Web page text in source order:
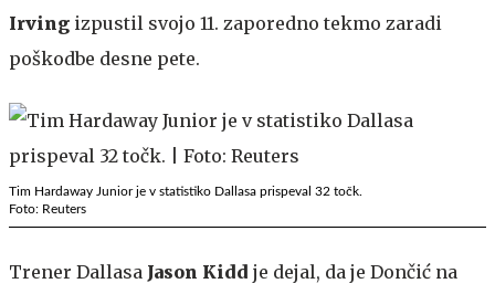
Irving izpustil svojo 11. zaporedno tekmo zaradi
poškodbe desne pete.
Tim Hardaway Junior je v statistiko Dallasa prispeval 32 točk.
Foto: Reuters
Trener Dallasa Jason Kidd je dejal, da je Dončić na